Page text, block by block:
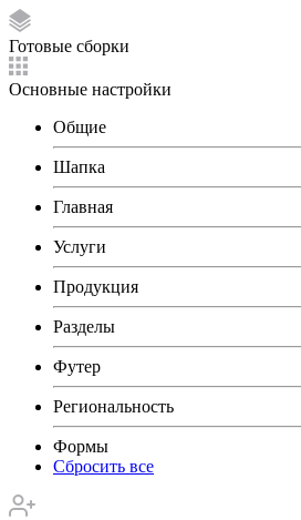
Готовые сборки
Основные настройки
Общие
Шапка
Главная
Услуги
Продукция
Разделы
Футер
Региональность
Формы
Сбросить все